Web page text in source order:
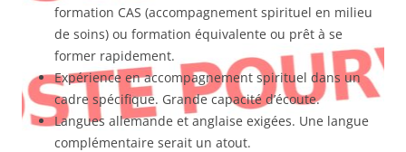
formation CAS (accompagnement spirituel en milieu
de soins) ou formation équivalente ou prêt à se
former rapidement.
Expérience en accompagnement spirituel dans un
cadre spécifique. Grande capacité d’écoute.
Langues allemande et anglaise exigées. Une langue
complémentaire serait un atout.